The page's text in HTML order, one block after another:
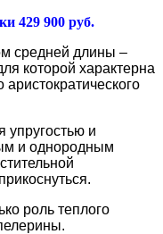
429 900 руб.
средней длины –
которой характерна
упругостью и
и однородным
роль теплого